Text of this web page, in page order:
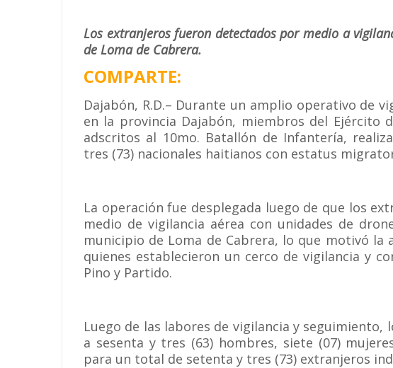
Los extranjeros fueron detectados por medio a
de Loma de Cabrera.
COMPARTE:
Dajabón, R.D.– Durante un amplio operativo de
en la provincia Dajabón, miembros del Ejército
adscritos al 10mo. Batallón de Infantería,
tres (73) nacionales haitianos con estatus
La operación fue desplegada luego de que los
medio de vigilancia aérea con unidades de
municipio de Loma de Cabrera, lo que motivó la
quienes establecieron un cerco de vigilancia y
Pino y Partido.
Luego de las labores de vigilancia y seguimiento,
a sesenta y tres (63) hombres, siete (07)
para un total de setenta y tres (73) extranjeros